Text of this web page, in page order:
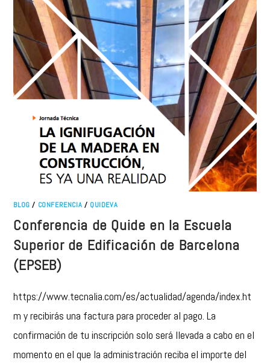
BLOG / CONFERENCIA / QUIDEVA
Conferencia de Quide en la Escuela
Superior de Edificación de Barcelona
(EPSEB)
https://www.tecnalia.com/es/actualidad/agenda/index.ht
m y recibirás una factura para proceder al pago. La
confirmación de tu inscripción solo será llevada a cabo en el
momento en el que la administración reciba el importe del